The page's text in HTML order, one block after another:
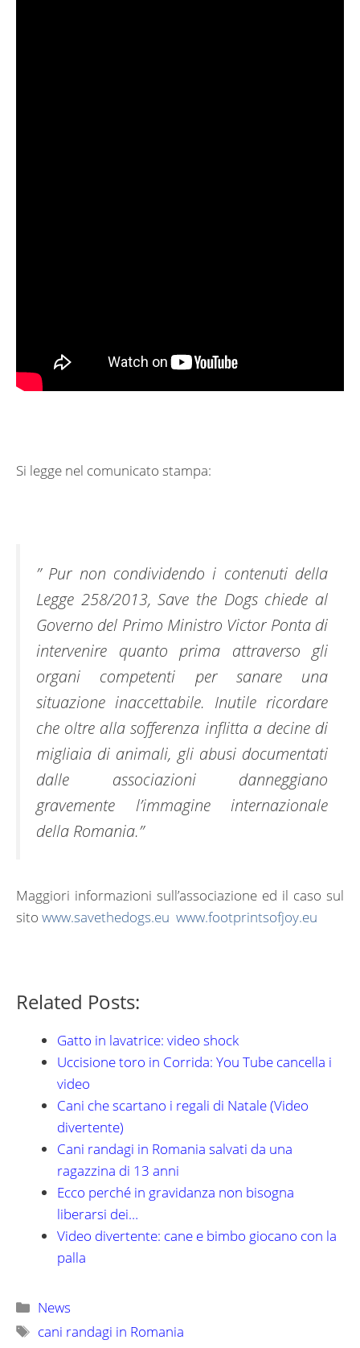
Si legge nel comunicato stampa:
” Pur non condividendo i contenuti della
Legge 258/2013,Save the Dogschiede al
Governo del Primo Ministro Victor Ponta di
intervenire quanto prima attraverso gli
organi competenti per sanare una
situazione inaccettabile. Inutile ricordare
che oltre alla sofferenza inflitta a decine di
migliaia di animali, gli abusi documentati
dalle associazioni danneggiano
gravemente l’immagine internazionale
della Romania.”
Maggiori informazioni sull’associazione ed il caso sul
sito www.savethedogs.eu www.footprintsofjoy.eu
Related Posts:
Gatto in lavatrice: video shock
Uccisione toro in Corrida: You Tube cancella i
video
Cani che scartano i regali di Natale (Video
divertente)
Cani randagi in Romania salvati da una
ragazzina di 13 anni
Ecco perché in gravidanza non bisogna
liberarsi dei…
Video divertente: cane e bimbo giocano con la
palla
Categorie
News
Tag
cani randagi in Romania